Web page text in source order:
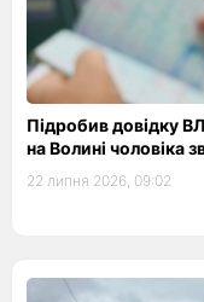
Підробив довідку
на Волині чоловіка
22 липня 2026, 09:02